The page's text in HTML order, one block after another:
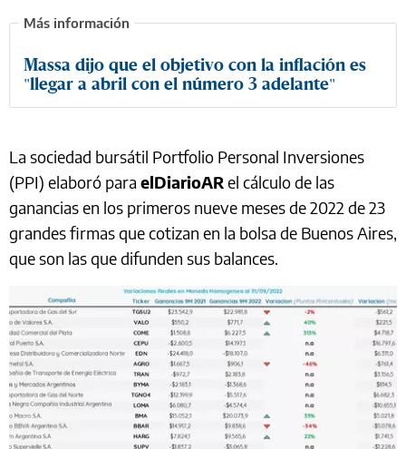
Massa dijo que el objetivo con la inflación es
"llegar a abril con el número 3 adelante"
La sociedad bursátil Portfolio Personal Inversiones
(PPI) elaboró para elDiarioARel cálculo de las
ganancias en los primeros nueve meses de 2022 de 23
grandes firmas que cotizan en la bolsa de Buenos Aires,
que son las que difunden sus balances.